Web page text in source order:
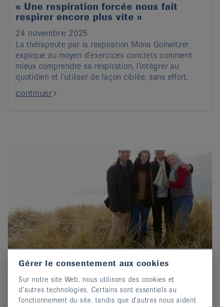
« Une respiration forcée nous fait
respirer encore plus vite »
24 novembre 2025
La thérapeute par la respiration Mona Gollwitzer
explique au moyen d’exercices concrets comment
mieux comprendre sa respiration, l’intégrer au
quotidien et l’utiliser de façon ciblée, sans effort.
continuer
maintenant !
02 octobre 2025
Gérer le consentement aux cookies
Sur notre site Web, nous utilisons des cookies et
d’autres technologies. Certains sont essentiels au
fonctionnement du site, tandis que d’autres nous aident